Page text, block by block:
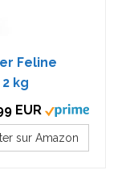
Feline
kg
EUR
sur Amazon